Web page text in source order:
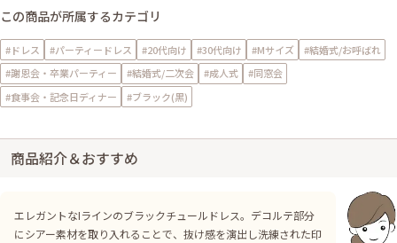
この商品が所属するカテゴリ
#ドレス #パーティードレス #20代向け #30代向け #Mサイズ
#結婚式/お呼ばれ
#謝恩会・卒業パーティー
#結婚式/二次会 #成人式
#同窓会
#食事会・記念日ディナー
#ブラック(黒)
商品紹介＆おすすめ
エレガントなIラインのブラックチュールドレス。デコルテ部分
にシアー素材を取り入れることで、抜け感を演出し洗練された印